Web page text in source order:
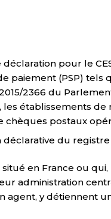
pour le
paiement (PSP) tels
2366 du
établissements
chèques postaux
déclarative du
en France ou
administration
agent, y détiennent